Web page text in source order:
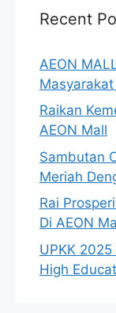
Recent
AEON
Raikan
AEON Mall
Sambutan
Meriah
Rai
Di AEON
UPKK
High